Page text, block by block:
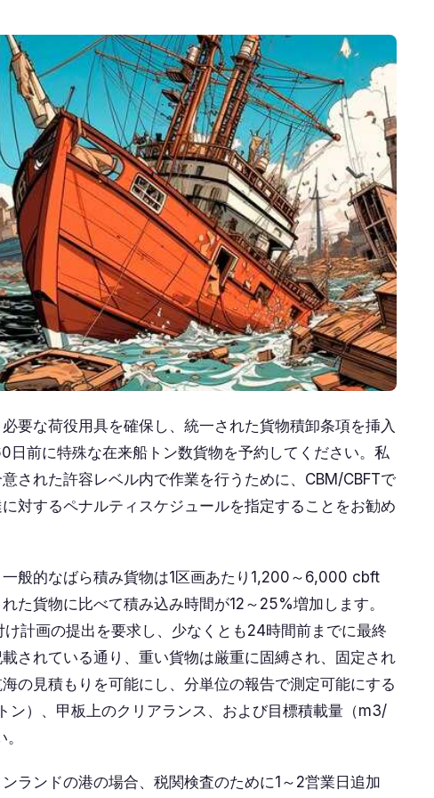
要な荷役用具を確保し、統一された貨物積卸条項を挿入
前に特殊な在来船トン数貨物を予約してください。私
された許容レベル内で作業を行うために、CBM/CBFTで
対するペナルティスケジュールを指定することをお勧め
般的なばら積み貨物は1区画あたり1,200～6,000 cbft
た貨物に比べて積み込み時間が12～25%増加します。
計画の提出を要求し、少なくとも24時間前までに最終
されている通り、重い貨物は厳重に固縛され、固定され
の見積もりを可能にし、分単位の報告で測定可能にする
ン）、甲板上のクリアランス、および目標積載量（m3/
ランドの港の場合、税関検査のために1～2営業日追加